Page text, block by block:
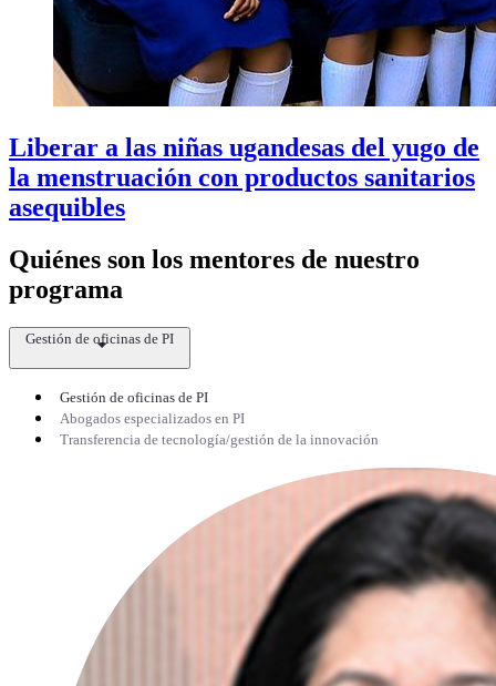
Liberar a las niñas ugandesas del yugo de
la menstruación con productos sanitarios
asequibles
Quiénes son los mentores de nuestro
programa
Gestión de oficinas de PI
Gestión de oficinas de PI
Abogados especializados en PI
Transferencia de tecnología/gestión de la innovación